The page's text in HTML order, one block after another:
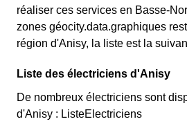
réaliser ces services en Basse-
zones géocity.data.graphiques
région d'Anisy, la liste est la
Liste des électriciens d'Anisy
De nombreux électriciens sont
d'Anisy : ListeElectriciens